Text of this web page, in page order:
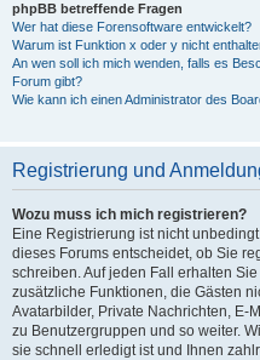
phpBB betreffende Fragen
Wer hat diese Forensoftware entwickelt?
Warum ist Funktion x oder y nicht
An wen soll ich mich wenden, falls es
Forum gibt?
Wie kann ich einen Administrator des
Registrierung und
Wozu muss ich mich registrieren?
Eine Registrierung ist nicht
dieses Forums entscheidet, ob Sie
schreiben. Auf jeden Fall erhalten
zusätzliche Funktionen, die Gästen
Avatarbilder, Private Nachrichten, E-
zu Benutzergruppen und so weiter.
sie schnell erledigt ist und Ihnen